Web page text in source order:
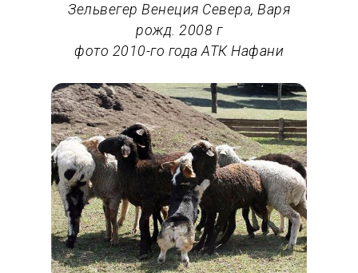
Зельвегер Венеция Севера, Варя
рожд. 2008 г
фото 2010-го года АТК Нафани